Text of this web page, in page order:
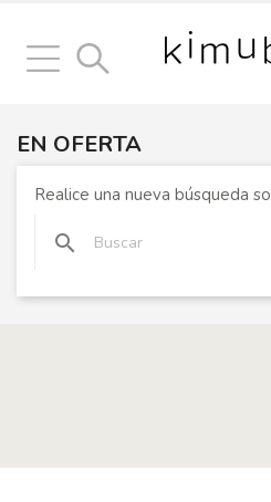
EN OFERTA
Realice una nueva búsqueda
search